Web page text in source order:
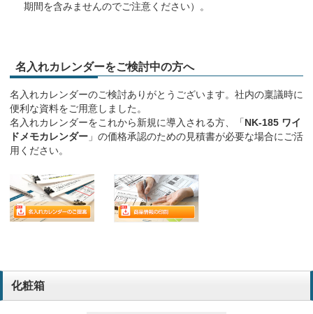
期間を含みませんのでご注意ください）。
名入れカレンダーをご検討中の方へ
名入れカレンダーのご検討ありがとうございます。社内の稟議時に
便利な資料をご用意しました。
名入れカレンダーをこれから新規に導入される方、「NK-185 ワイ
ドメモカレンダー 」の価格承認のための見積書が必要な場合にご活
用ください。
化粧箱